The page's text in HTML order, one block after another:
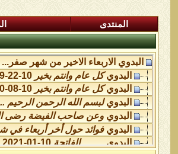
المنتدى
البدوي الاربعاء الاخير من شهر صفر...
البدوي كل عام وانتم بخير 10-22-2019,
البدوي كل عام وانتم بخير 10-08-2020,
البدوي لبسم الله الرحمن الرحيم
البدوي وعن صاحب الفيضة رضى
البدوي فوائد حول أخر أربعاء في
البدوي ..........الفاتحة10-01-2021,